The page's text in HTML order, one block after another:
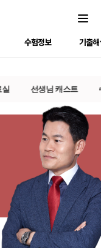
수험정보 기출
실 선생님 캐스트